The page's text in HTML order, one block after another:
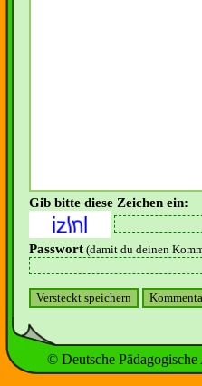
Gib bitte diese Zeichen ein:
Passwort (damit du deinen
© Deutsche